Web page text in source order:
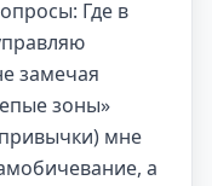
Где в
замечая
зоны»
мне
а